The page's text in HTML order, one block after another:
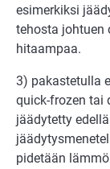
esimerkiksi
tehosta johtuen
hitaampaa.
3) pakastetulla
quick-frozen tai
jäädytetty
pidetään